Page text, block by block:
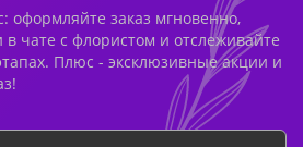
оформляйте заказ мгновенно,
в чате с флористом и отслеживайте
Плюс - эксклюзивные акции и